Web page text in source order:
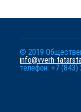
© 2019
info@vverh-
телефон: +7 (843)